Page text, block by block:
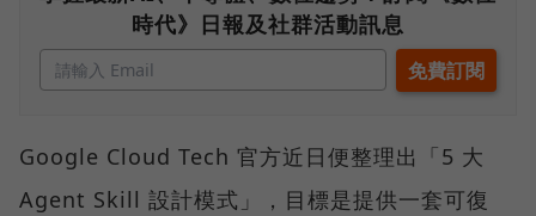
時代》日報及社群活動訊息
Google Cloud Tech 官方近日便整理出「5 大
Agent Skill 設計模式」，目標是提供一套可復